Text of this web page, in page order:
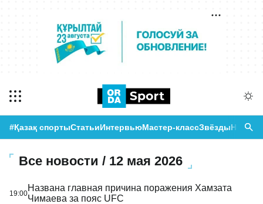
#Қазақ спортыСтатьиИнтервьюМастер-классЗвёзды
Все новости / 12 мая 2026
19:00
Названа главная причина поражения Хамзата
Чимаева за пояс UFC